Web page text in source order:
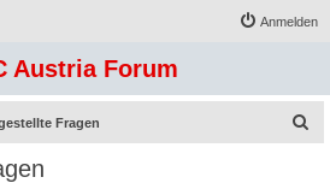
Anmelden
Austria Forum
Fragen